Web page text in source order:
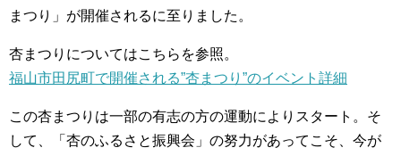
まつり」が開催されるに至りました。
杏まつりについてはこちらを参照。
福山市田尻町で開催される”杏まつり”のイベント詳細
この杏まつりは一部の有志の方の運動によりスタート。そ
して、「杏のふるさと振興会」の努力があってこそ、今が